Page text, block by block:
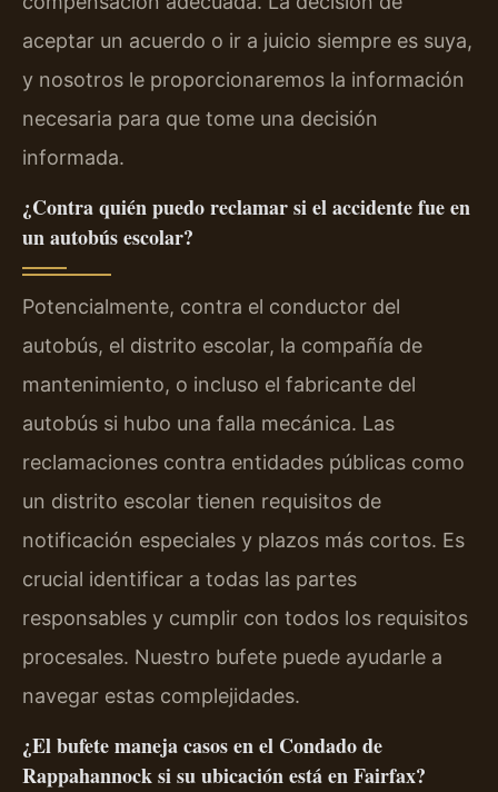
aceptar un acuerdo o ir a juicio siempre es suya,
y nosotros le proporcionaremos la información
necesaria para que tome una decisión
informada.
¿Contra quién puedo reclamar si el accidente fue en
un autobús escolar?
Potencialmente, contra el conductor del
autobús, el distrito escolar, la compañía de
mantenimiento, o incluso el fabricante del
autobús si hubo una falla mecánica. Las
reclamaciones contra entidades públicas como
un distrito escolar tienen requisitos de
notificación especiales y plazos más cortos. Es
crucial identificar a todas las partes
responsables y cumplir con todos los requisitos
procesales. Nuestro bufete puede ayudarle a
navegar estas complejidades.
¿El bufete maneja casos en el Condado de
Rappahannock si su ubicación está en Fairfax?